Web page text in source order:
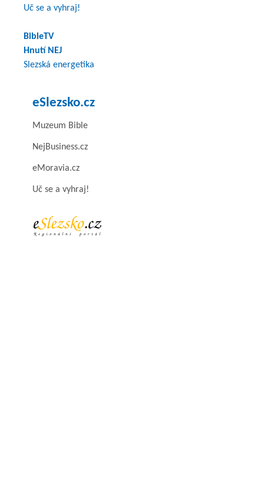
Uč se a vyhraj!
BibleTV
Hnutí NEJ
Slezská energetika
eSlezsko.cz
Muzeum Bible
NejBusiness.cz
eMoravia.cz
Uč se a vyhraj!